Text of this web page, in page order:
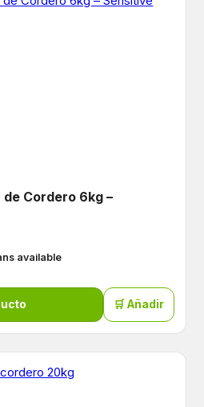
Cordero 6kg –
available
🛒 Añadir